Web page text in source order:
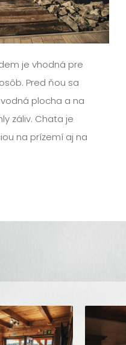
je vhodná pre
Pred ňou sa
plocha a na
záliv. Chata je
na prízemí aj na